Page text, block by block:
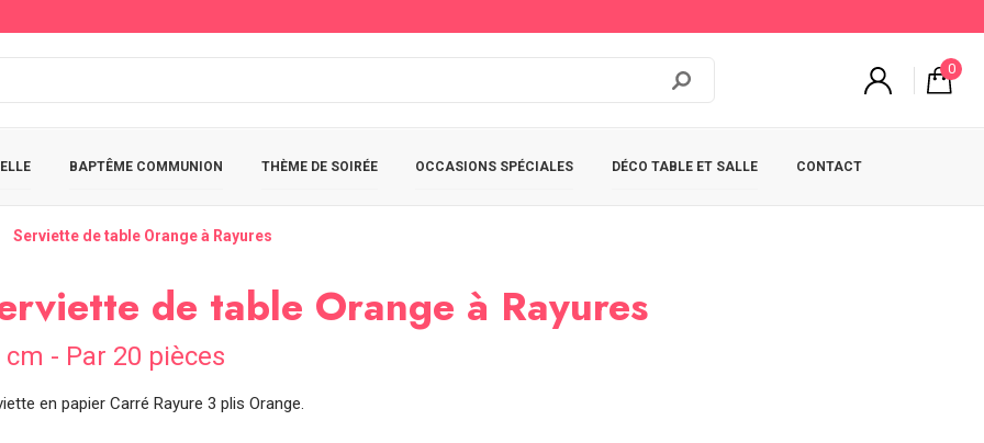
0
BAPTÊME COMMUNION THÈME DE SOIRÉE OCCASIONS SPÉCIALES DÉCO TABLE ET SALLE CONTACT
Serviette de table Orange à Rayures
de table Orange à Rayures
cm - Par 20 pièces
en papier Carré Rayure 3 plis Orange.